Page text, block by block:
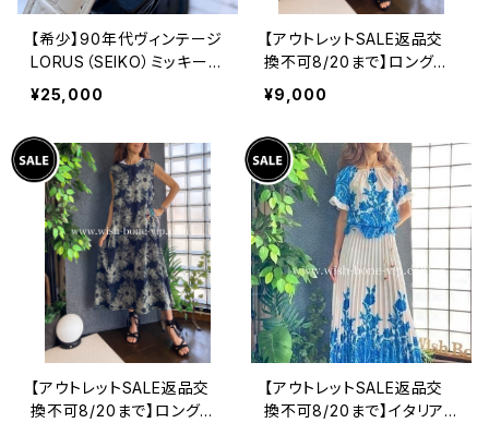
【希少】90年代ヴィンテージ
LORUS（SEIKO）ミッキーマ
ウス 腕時計（RRS260） 1
990年代未使用品 電池交
LOR④
¥25,000
【アウトレットSALE返品交
換不可8/20まで】ロングワ
ンピース・マキシワンピー
ス・サラッと軽やか春夏ワン
¥9,000
【アウトレットSALE返品交
換不可8/20まで】ロングワ
【アウトレットSALE返品交
換不可8/20まで】イタリア